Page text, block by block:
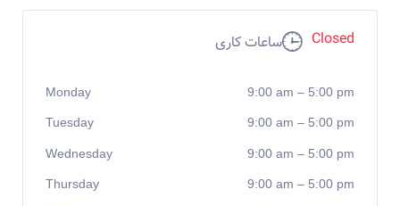
ساعات کاری Closed
Monday 9:00 am – 5:00 pm
Tuesday 9:00 am – 5:00 pm
Wednesday 9:00 am – 5:00 pm
Thursday 9:00 am – 5:00 pm